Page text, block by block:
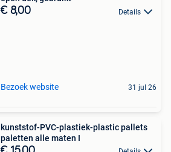
€ 8,00 Details
Bezoek website 31 jul 26
kunststof-PVC-plastiek-plastic pallets
paletten alle maten I